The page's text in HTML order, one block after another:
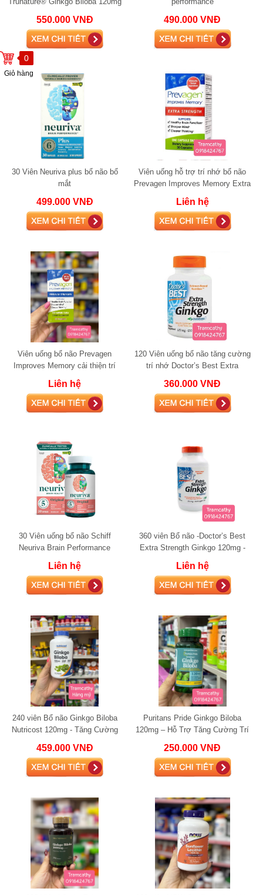
0
Giỏ hàng
550.000 VNĐ 490.000 VNĐ
30 Viên Neuriva plus bổ não bổ
mắt
499.000 VNĐ
Viên uống hỗ trợ trí nhớ bổ não
Prevagen Improves Memory Extra
Strength 30 Capsulesie·
Liên hệ
Viên uống bổ não Prevagen
Improves Memory cải thiện trí
nhớ 60 viên
Liên hệ
120 Viên uống bổ não tăng cường
trí nhớ Doctor’s Best Extra
360.000 VNĐ
30 Viên uống bổ não Schiff
Neuriva Brain Performance
Original 30 Capsules
Liên hệ
360 viên Bổ não -Doctor’s Best
Extra Strength Ginkgo 120mg -
Tăng Cường Trí Nhớ Và Tinh
Thần Minh Mẫ
Liên hệ
240 viên Bổ não Ginkgo Biloba
Nutricost 120mg - Tăng Cường
Tuần Hoàn Máu
459.000 VNĐ
Puritans Pride Ginkgo Biloba
120mg – Hỗ Trợ Tăng Cường Trí
250.000 VNĐ